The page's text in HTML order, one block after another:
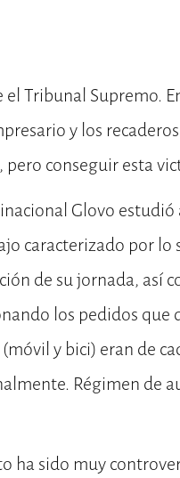
el Tribunal Supremo.
y los
pero conseguir esta
Glovo
caracterizado por
de su jornada, así
los pedidos que
y bici) eran de
Régimen de
ha sido muy